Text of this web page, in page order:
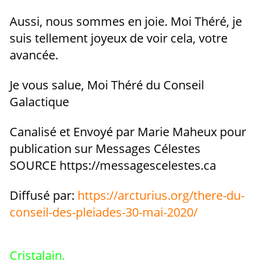
Aussi, nous sommes en joie. Moi Théré, je
suis tellement joyeux de voir cela, votre
avancée.
Je vous salue, Moi Théré du Conseil
Galactique
Canalisé et Envoyé par Marie Maheux pour
publication sur Messages Célestes
SOURCE https://messagescelestes.ca
Diffusé par: https://arcturius.org/there-du-
conseil-des-pleiades-30-mai-2020/
Cristalain.